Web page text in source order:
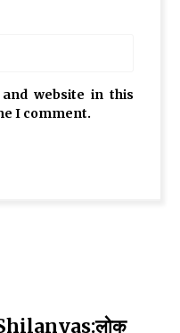
website in this
I comment.